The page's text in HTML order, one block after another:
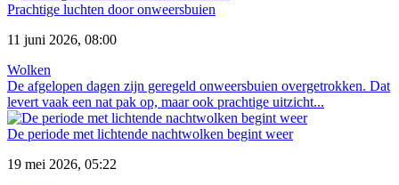
Prachtige luchten door onweersbuien
11 juni 2026, 08:00
Wolken
De afgelopen dagen zijn geregeld onweersbuien overgetrokken. Dat
levert vaak een nat pak op, maar ook prachtige uitzicht...
De periode met lichtende nachtwolken begint weer
19 mei 2026, 05:22